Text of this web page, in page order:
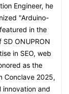
Engineer, he
"Arduino-
in the
ONUPRON
in SEO, web
as the
Conclave 2025,
and